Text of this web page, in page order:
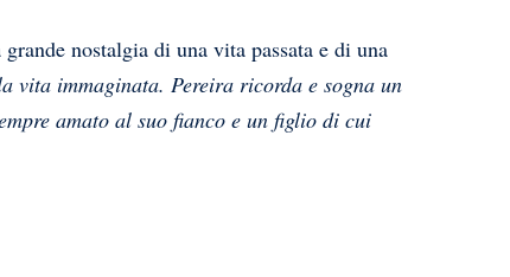
nostalgia di una vita passata e di una
vita immaginata. Pereira ricorda e sogna un
amato al suo fianco e un figlio di cui